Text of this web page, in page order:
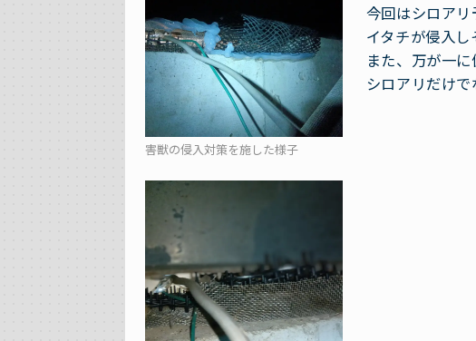
害獣の侵入対策を施した様子
今回はシロア
イタチが侵入
また、万が一
シロアリだけ